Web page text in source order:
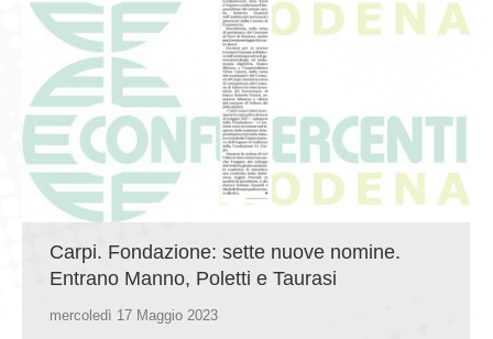
Carpi. Fondazione: sette nuove nomine.
Entrano Manno, Poletti e Taurasi
mercoledì 17 Maggio 2023